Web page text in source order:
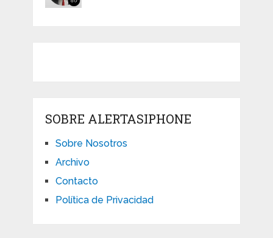
SOBRE ALERTASIPHONE
Sobre Nosotros
Archivo
Contacto
Política de Privacidad